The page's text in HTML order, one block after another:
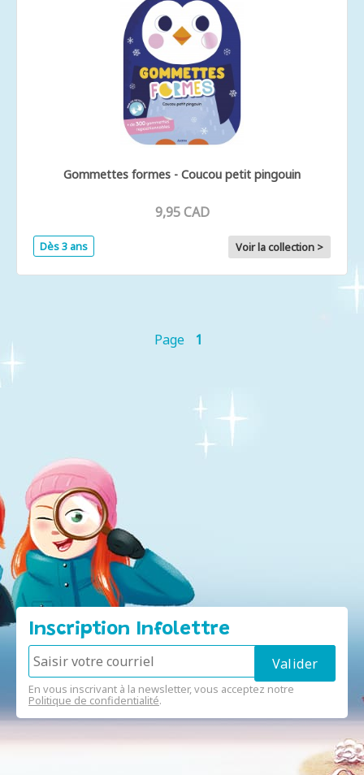
Gommettes formes - Coucou petit pingouin
9,95 CAD
Dès 3 ans Voir la collection >
Page 1
Inscription Infolettre
En vous inscrivant à la newsletter, vous acceptez notre
Politique de confidentialité.